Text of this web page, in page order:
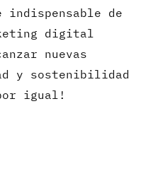
indispensable de
digital
nuevas
y sostenibilidad
igual!